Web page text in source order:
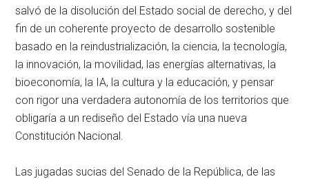
salvó de la disolución del Estado social de derecho, y del
fin de un coherente proyecto de desarrollo sostenible
basado en la reindustrialización, la ciencia, la tecnología,
la innovación, la movilidad, las energías alternativas, la
bioeconomía, la IA, la cultura y la educación, y pensar
con rigor una verdadera autonomía de los territorios que
obligaría a un rediseño del Estado vía una nueva
Constitución Nacional.
Las jugadas sucias del Senado de la República, de las